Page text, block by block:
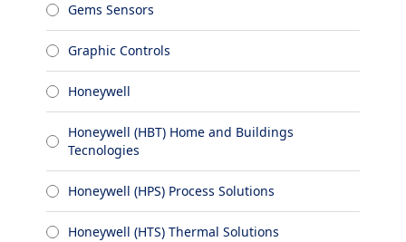
Gems Sensors
Graphic Controls
Honeywell
Honeywell (HBT) Home and Buildings
Tecnologies
Honeywell (HPS) Process Solutions
Honeywell (HTS) Thermal Solutions